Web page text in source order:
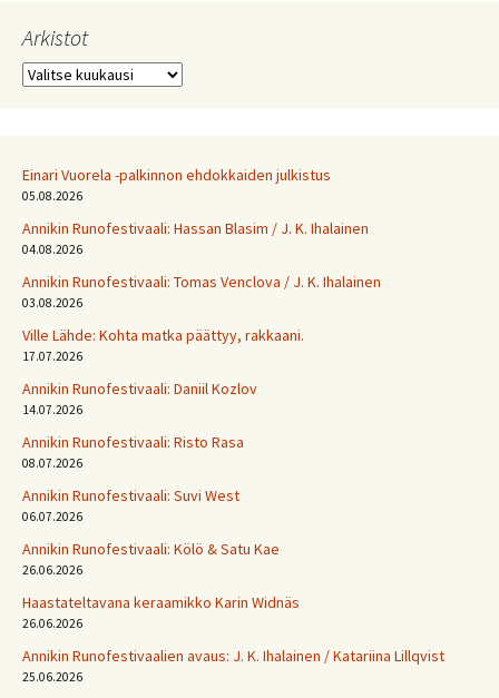
Arkistot
Arkistot
Einari Vuorela -palkinnon ehdokkaiden julkistus
05.08.2026
Annikin Runofestivaali: Has­san Bla­sim / J. K. Ihalainen
04.08.2026
Annikin Runofestivaali: Tomas Venclova / J. K. Ihalainen
03.08.2026
Ville Lähde: Kohta matka päättyy, rakkaani.
17.07.2026
Annikin Runofestivaali: Daniil Kozlov
14.07.2026
Annikin Runofestivaali: Risto Rasa
08.07.2026
Annikin Runofestivaali: Suvi West
06.07.2026
Annikin Runofestivaali: Kölö & Satu Kae
26.06.2026
Haastateltavana keraamikko Karin Widnäs
26.06.2026
Annikin Runofestivaalien avaus: J. K. Ihalainen / Katariina Lillqvist
25.06.2026